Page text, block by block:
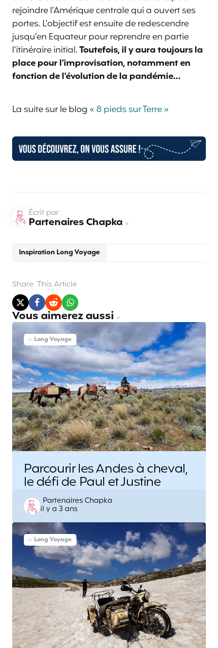
rejoindre l’Amérique centrale qui a ouvert ses
portes. L’objectif est ensuite de redescendre
jusqu’en Equateur pour reprendre en partie
l’itinéraire initial.Toutefois, il y aura toujours la
place pour l’improvisation, notamment en
fonction de l’évolution de la pandémie…
La suite sur le blog « 8 pieds sur Terre »
Inspiration Long Voyage
Écrit par
Partenaires Chapka
Share This Article
Vous aimerez aussi
Long Voyage
Parcourir les Andes à cheval,
le défi de Paul et Justine
Posted
by
Partenaires Chapka
il y a 3 ans
Long Voyage